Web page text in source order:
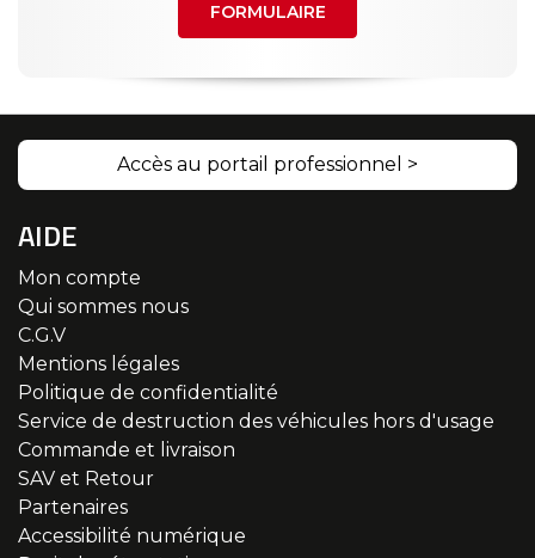
FORMULAIRE
Accès au portail professionnel >
AIDE
Mon compte
Qui sommes nous
C.G.V
Mentions légales
Politique de confidentialité
Service de destruction des véhicules hors d'usage
Commande et livraison
SAV et Retour
Partenaires
Accessibilité numérique